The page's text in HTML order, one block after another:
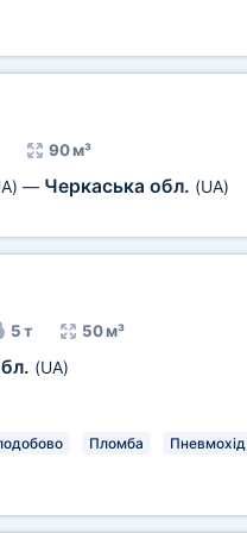
90 м³
— Черкаська обл. (UA)
5 т 50 м³
(UA)
Пломба Пневмохід